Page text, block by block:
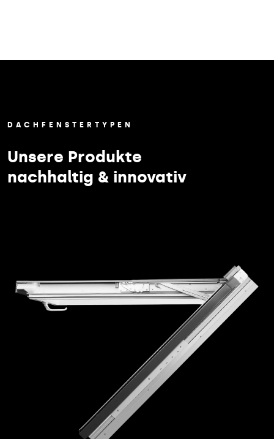
DACHFENSTERTYPEN
Unsere Produkte
nachhaltig & innovativ